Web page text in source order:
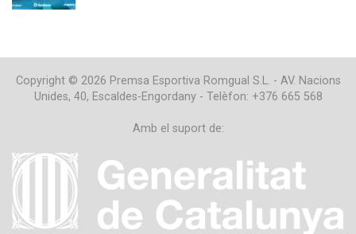
Copyright © 2026 Premsa Esportiva Romgual S.L. - AV. Nacions
Unides, 40, Escaldes-Engordany - Telèfon: +376 665 568
Amb el suport de: